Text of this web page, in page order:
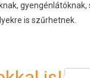
is szűrhetnek.